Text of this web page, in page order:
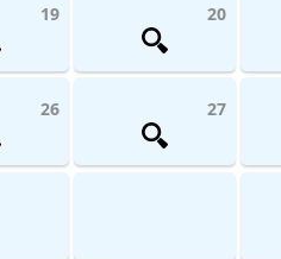
19 20
26 27